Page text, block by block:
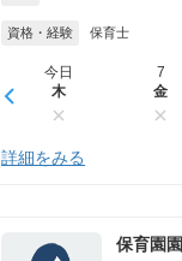
資格・経験 保育士
今日
木
7
金
詳細をみる
保育園